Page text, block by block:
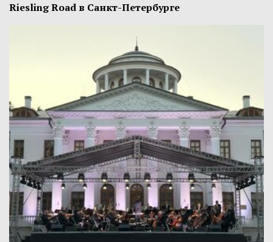
Riesling Road в Санкт-Петербурге